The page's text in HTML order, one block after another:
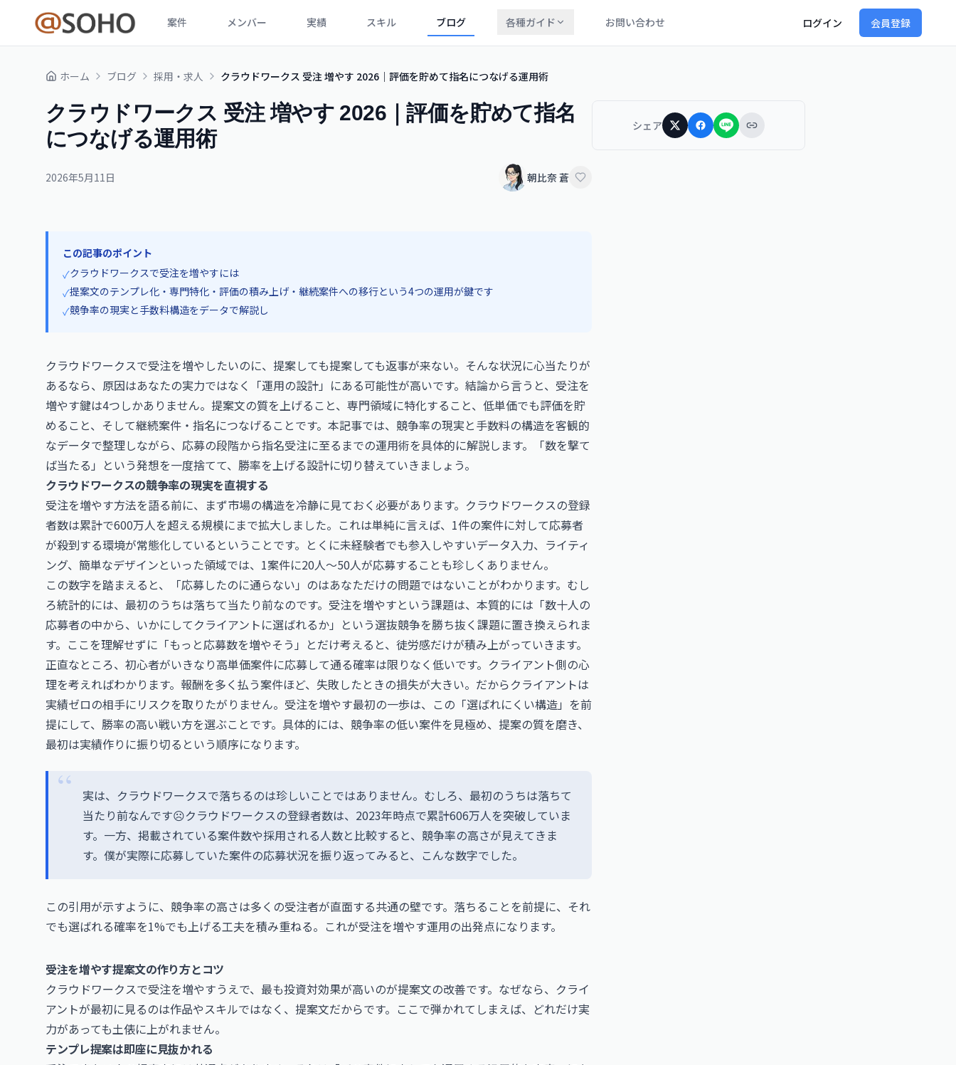
案件 メンバー 実績 スキル ブログ 各種ガイド お問い合わせ ログイン 会員登録
ホーム ブログ 採用・求人 クラウドワークス 受注 増やす 2026｜評価を貯めて指名につなげる運用術
クラウドワークス 受注 増やす 2026｜評価を貯めて指名
につなげる運用術
2026年5月11日 朝比奈 蒼
この記事のポイント
✓クラウドワークスで受注を増やすには
✓提案文のテンプレ化・専門特化・評価の積み上げ・継続案件への移行という4つの運用が鍵です
✓競争率の現実と手数料構造をデータで解説し
クラウドワークスで受注を増やしたいのに、提案しても提案しても返事が来ない。そんな状況に心当たりが
あるなら、原因はあなたの実力ではなく「運用の設計」にある可能性が高いです。結論から言うと、受注を
増やす鍵は4つしかありません。提案文の質を上げること、専門領域に特化すること、低単価でも評価を貯
めること、そして継続案件・指名につなげることです。本記事では、競争率の現実と手数料の構造を客観的
なデータで整理しながら、応募の段階から指名受注に至るまでの運用術を具体的に解説します。「数を撃て
ば当たる」という発想を一度捨てて、勝率を上げる設計に切り替えていきましょう。
クラウドワークスの競争率の現実を直視する
受注を増やす方法を語る前に、まず市場の構造を冷静に見ておく必要があります。クラウドワークスの登録
者数は累計で600万人を超える規模にまで拡大しました。これは単純に言えば、1件の案件に対して応募者
が殺到する環境が常態化しているということです。とくに未経験者でも参入しやすいデータ入力、ライティ
ング、簡単なデザインといった領域では、1案件に20人〜50人が応募することも珍しくありません。
この数字を踏まえると、「応募したのに通らない」のはあなただけの問題ではないことがわかります。むし
ろ統計的には、最初のうちは落ちて当たり前なのです。受注を増やすという課題は、本質的には「数十人の
応募者の中から、いかにしてクライアントに選ばれるか」という選抜競争を勝ち抜く課題に置き換えられま
す。ここを理解せずに「もっと応募数を増やそう」とだけ考えると、徒労感だけが積み上がっていきます。
正直なところ、初心者がいきなり高単価案件に応募して通る確率は限りなく低いです。クライアント側の心
理を考えればわかります。報酬を多く払う案件ほど、失敗したときの損失が大きい。だからクライアントは
実績ゼロの相手にリスクを取りたがりません。受注を増やす最初の一歩は、この「選ばれにくい構造」を前
提にして、勝率の高い戦い方を選ぶことです。具体的には、競争率の低い案件を見極め、提案の質を磨き、
最初は実績作りに振り切るという順序になります。
実は、クラウドワークスで落ちるのは珍しいことではありません。むしろ、最初のうちは落ちて
当たり前なんです☹️クラウドワークスの登録者数は、2023年時点で累計606万人を突破していま
す。一方、掲載されている案件数や採用される人数と比較すると、競争率の高さが見えてきま
す。僕が実際に応募していた案件の応募状況を振り返ってみると、こんな数字でした。
この引用が示すように、競争率の高さは多くの受注者が直面する共通の壁です。落ちることを前提に、それ
でも選ばれる確率を1%でも上げる工夫を積み重ねる。これが受注を増やす運用の出発点になります。
受注を増やす提案文の作り方とコツ
クラウドワークスで受注を増やすうえで、最も投資対効果が高いのが提案文の改善です。なぜなら、クライ
アントが最初に見るのは作品やスキルではなく、提案文だからです。ここで弾かれてしまえば、どれだけ実
力があっても土俵に上がれません。
テンプレ提案は即座に見抜かれる
シェア